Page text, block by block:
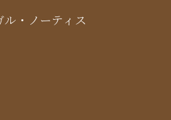
・ノーティス